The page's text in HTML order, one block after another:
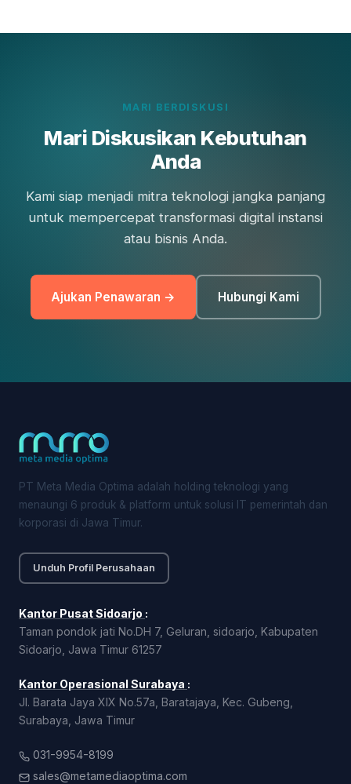
MARI BERDISKUSI
Mari Diskusikan Kebutuhan
Anda
Kami siap menjadi mitra teknologi jangka panjang
untuk mempercepat transformasi digital instansi
atau bisnis Anda.
Ajukan Penawaran → Hubungi Kami
PT Meta Media Optima adalah holding teknologi yang
menaungi 6 produk & platform untuk solusi IT pemerintah dan
korporasi di Jawa Timur.
Unduh Profil Perusahaan
Kantor Pusat Sidoarjo :
Taman pondok jati No.DH 7, Geluran, sidoarjo, Kabupaten
Sidoarjo, Jawa Timur 61257
Kantor Operasional Surabaya :
Jl. Barata Jaya XIX No.57a, Baratajaya, Kec. Gubeng,
Surabaya, Jawa Timur
031-9954-8199
sales@metamediaoptima.com